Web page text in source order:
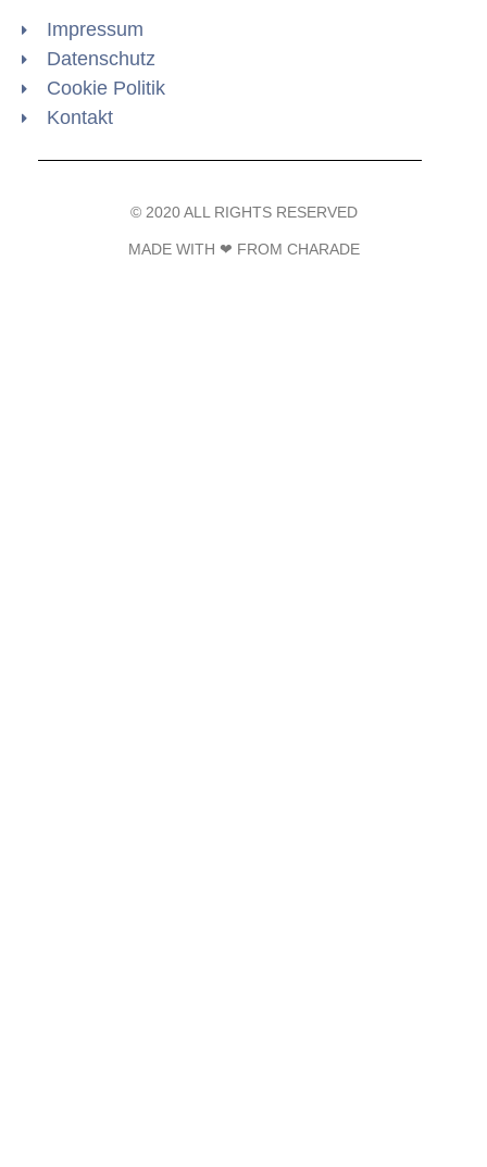
Impressum
Datenschutz
Cookie Politik
Kontakt
© 2020 ALL RIGHTS RESERVED​
MADE WITH ❤ FROM CHARADE